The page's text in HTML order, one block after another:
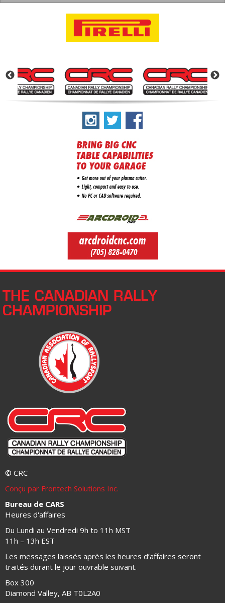
THE CANADIAN RALLY
CHAMPIONSHIP
© CRC
Conçu par Frontech Solutions Inc.
Bureau de CARS
Heures d'affaires
Du Lundi au Vendredi 9h to 11h MST
11h – 13h EST
Les messages laissés après les heures d’affaires seront
traités durant le jour ouvrable suivant.
Box 300
Diamond Valley, AB T0L2A0